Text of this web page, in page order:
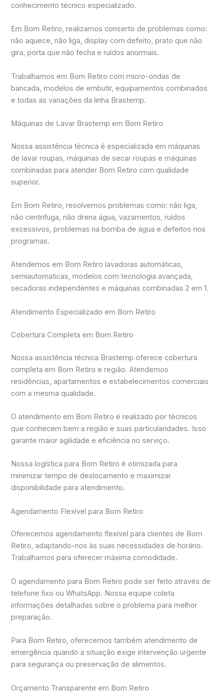
conhecimento técnico especializado.
Em Bom Retiro, realizamos conserto de problemas como:
não aquece, não liga, display com defeito, prato que não
gira, porta que não fecha e ruídos anormais.
Trabalhamos em Bom Retiro com micro-ondas de
bancada, modelos de embutir, equipamentos combinados
e todas as variações da linha Brastemp.
Máquinas de Lavar Brastemp em Bom Retiro
Nossa assistência técnica é especializada em máquinas
de lavar roupas, máquinas de secar roupas e máquinas
combinadas para atender Bom Retiro com qualidade
superior.
Em Bom Retiro, resolvemos problemas como: não liga,
não centrifuga, não drena água, vazamentos, ruídos
excessivos, problemas na bomba de água e defeitos nos
programas.
Atendemos em Bom Retiro lavadoras automáticas,
semiautomáticas, modelos com tecnologia avançada,
secadoras independentes e máquinas combinadas 2 em 1.
Atendimento Especializado em Bom Retiro
Cobertura Completa em Bom Retiro
Nossa assistência técnica Brastemp oferece cobertura
completa em Bom Retiro e região. Atendemos
residências, apartamentos e estabelecimentos comerciais
com a mesma qualidade.
O atendimento em Bom Retiro é realizado por técnicos
que conhecem bem a região e suas particularidades. Isso
garante maior agilidade e eficiência no serviço.
Nossa logística para Bom Retiro é otimizada para
minimizar tempo de deslocamento e maximizar
disponibilidade para atendimento.
Agendamento Flexível para Bom Retiro
Oferecemos agendamento flexível para clientes de Bom
Retiro, adaptando-nos às suas necessidades de horário.
Trabalhamos para oferecer máxima comodidade.
O agendamento para Bom Retiro pode ser feito através de
telefone fixo ou WhatsApp. Nossa equipe coleta
informações detalhadas sobre o problema para melhor
preparação.
Para Bom Retiro, oferecemos também atendimento de
emergência quando a situação exige intervenção urgente
para segurança ou preservação de alimentos.
Orçamento Transparente em Bom Retiro